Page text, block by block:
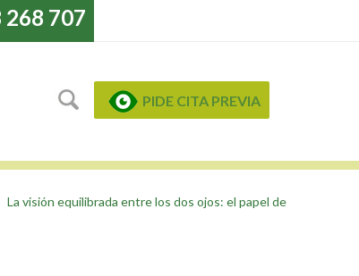
268 707
PIDE CITA PREVIA
La visión equilibrada entre los dos ojos: el papel de